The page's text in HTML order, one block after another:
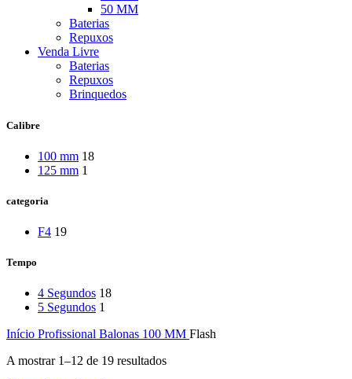
50 MM
Baterias
Repuxos
Venda Livre
Baterias
Repuxos
Brinquedos
Calibre
100 mm 18
125 mm 1
categoria
F4 19
Tempo
4 Segundos 18
5 Segundos 1
Início Profissional Balonas 100 MM Flash
A mostrar 1–12 de 19 resultados